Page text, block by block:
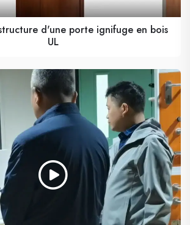
d'une porte ignifuge en bois
UL